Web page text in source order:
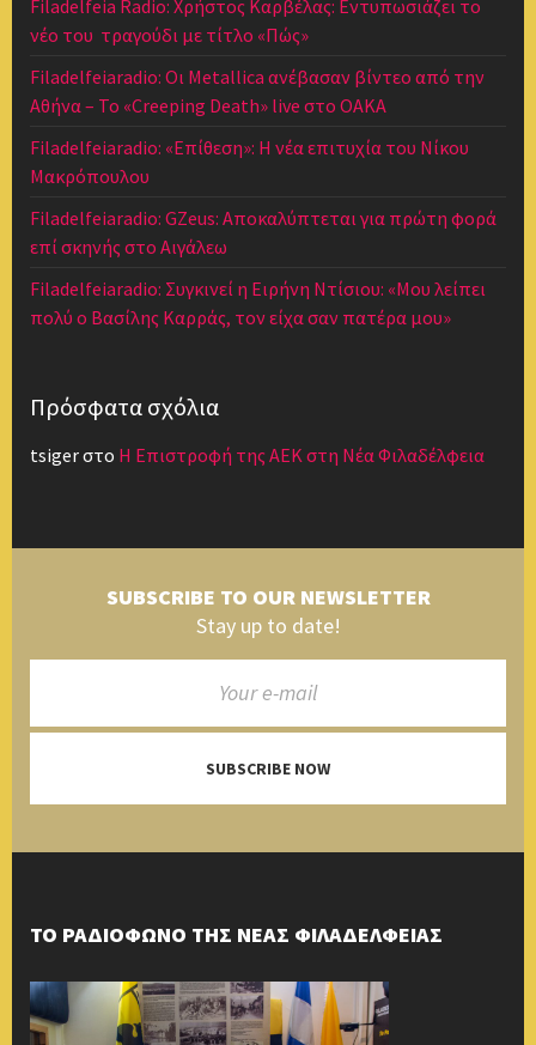
Filadelfeia Radio: Χρήστος Καρβέλας: Εντυπωσιάζει το
νέο του τραγούδι με τίτλο «Πώς»
Filadelfeiaradio: Οι Metallica ανέβασαν βίντεο από την
Αθήνα – Το «Creeping Death» live στο ΟΑΚΑ
Filadelfeiaradio: «Επίθεση»: Η νέα επιτυχία του Νίκου
Μακρόπουλου
Filadelfeiaradio: GZeus: Αποκαλύπτεται για πρώτη φορά
επί σκηνής στο Αιγάλεω
Filadelfeiaradio: Συγκινεί η Ειρήνη Ντίσιου: «Μου λείπει
πολύ ο Βασίλης Καρράς, τον είχα σαν πατέρα μου»
Πρόσφατα σχόλια
tsigerστο Η Επιστροφή της ΑΕΚ στη Νέα Φιλαδέλφεια
SUBSCRIBE TO OUR NEWSLETTER
Stay up to date!
SUBSCRIBE NOW
ΤΟ ΡΑΔΙΟΦΩΝΟ ΤΗΣ ΝΕΑΣ ΦΙΛΑΔΕΛΦΕΙΑΣ